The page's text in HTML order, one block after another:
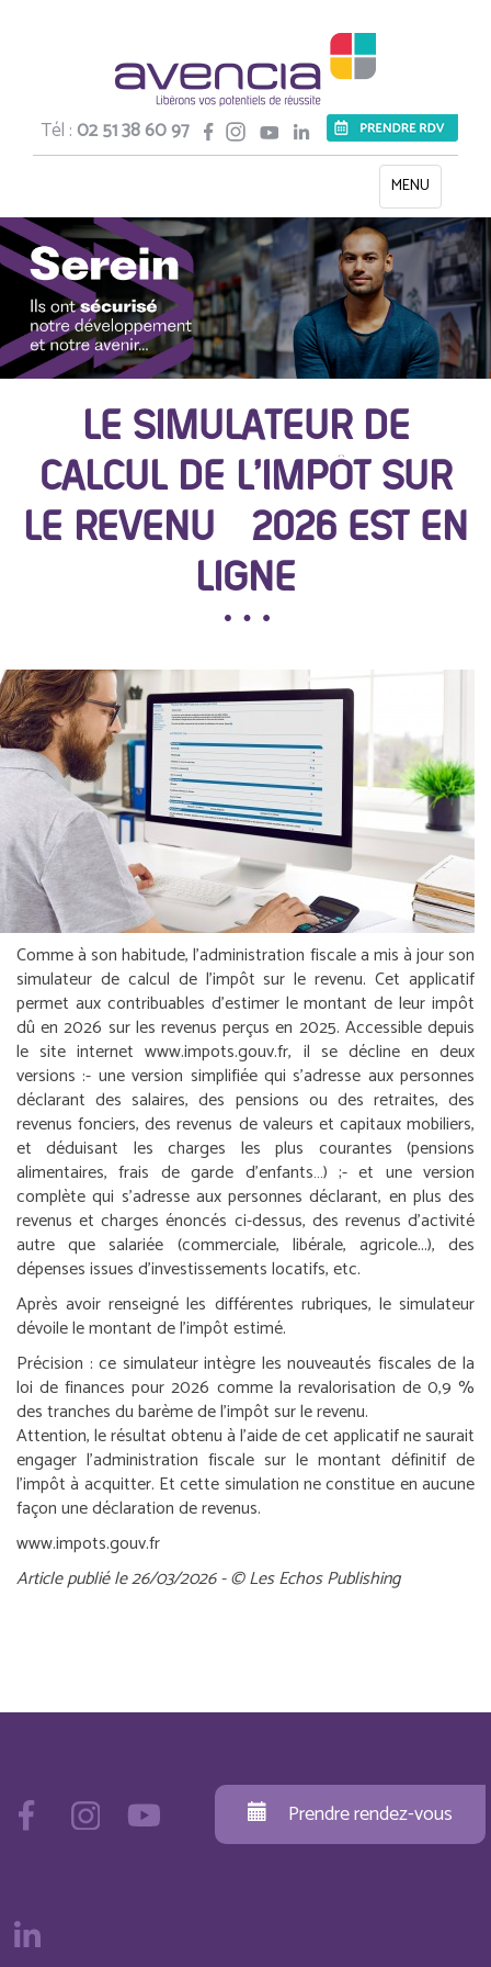
Tél :02 51 38 60 97
Toggle
navigation
MENU
LE SIMULATEUR DE
CALCUL DE L’IMPÔT SUR
LE REVENU 2026 EST EN
LIGNE
Comme à son habitude, l’administration fiscale a mis à jour son
simulateur de calcul de l’impôt sur le revenu. Cet applicatif
permet aux contribuables d’estimer le montant de leur impôt
dû en 2026 sur les revenus perçus en 2025. Accessible depuis
le site internet www.impots.gouv.fr, il se décline en deux
versions :- une version simplifiée qui s’adresse aux personnes
déclarant des salaires, des pensions ou des retraites, des
revenus fonciers, des revenus de valeurs et capitaux mobiliers,
et déduisant les charges les plus courantes (pensions
alimentaires, frais de garde d’enfants…) ;- et une version
complète qui s’adresse aux personnes déclarant, en plus des
revenus et charges énoncés ci-dessus, des revenus d’activité
autre que salariée (commerciale, libérale, agricole...), des
dépenses issues d’investissements locatifs, etc.
Après avoir renseigné les différentes rubriques, le simulateur
dévoile le montant de l’impôt estimé.
Précision : ce simulateur intègre les nouveautés fiscales de la
loi de finances pour 2026 comme la revalorisation de 0,9 %
des tranches du barème de l’impôt sur le revenu.
Attention, le résultat obtenu à l’aide de cet applicatif ne saurait
engager l’administration fiscale sur le montant définitif de
l’impôt à acquitter. Et cette simulation ne constitue en aucune
façon une déclaration de revenus.
www.impots.gouv.fr
Article publié le 26/03/2026 - © Les Echos Publishing
Prendre rendez-vous